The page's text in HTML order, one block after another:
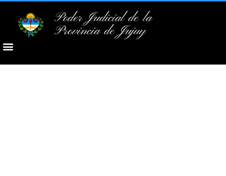
Poder Judicial de la
Provincia de Jujuy